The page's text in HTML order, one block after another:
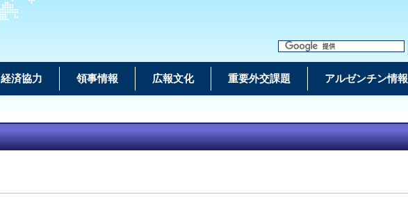
経済協力 領事情報 広報文化 重要外交課題 アルゼンチン情報